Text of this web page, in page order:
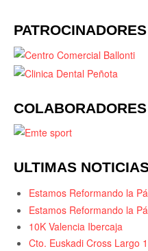
PATROCINADORES
COLABORADORES
ULTIMAS
Estamos Reformando la
Estamos Reformando la
10K Valencia Ibercaja
Cto. Euskadi Cross Largo